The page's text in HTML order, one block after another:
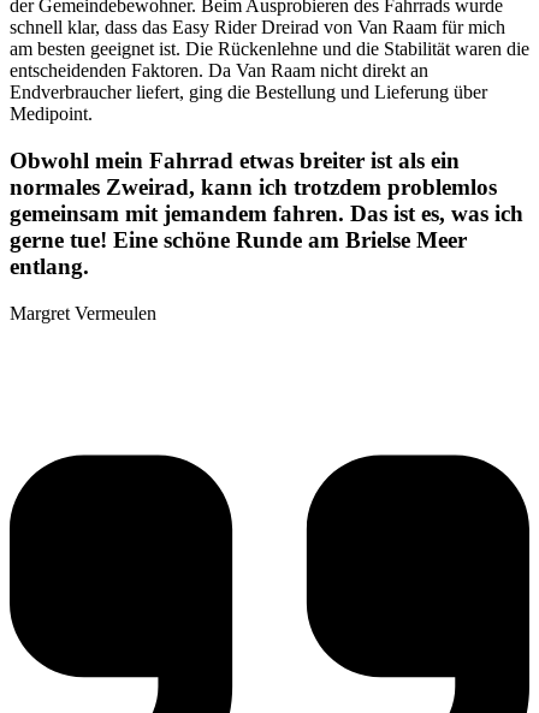
der Gemeindebewohner. Beim Ausprobieren des Fahrrads wurde
schnell klar, dass das Easy Rider Dreirad von Van Raam für mich
am besten geeignet ist. Die Rückenlehne und die Stabilität waren die
entscheidenden Faktoren. Da Van Raam nicht direkt an
Endverbraucher liefert, ging die Bestellung und Lieferung über
Medipoint.
Obwohl mein Fahrrad etwas breiter ist als ein
normales Zweirad, kann ich trotzdem problemlos
gemeinsam mit jemandem fahren. Das ist es, was ich
gerne tue! Eine schöne Runde am Brielse Meer
entlang.
Margret Vermeulen